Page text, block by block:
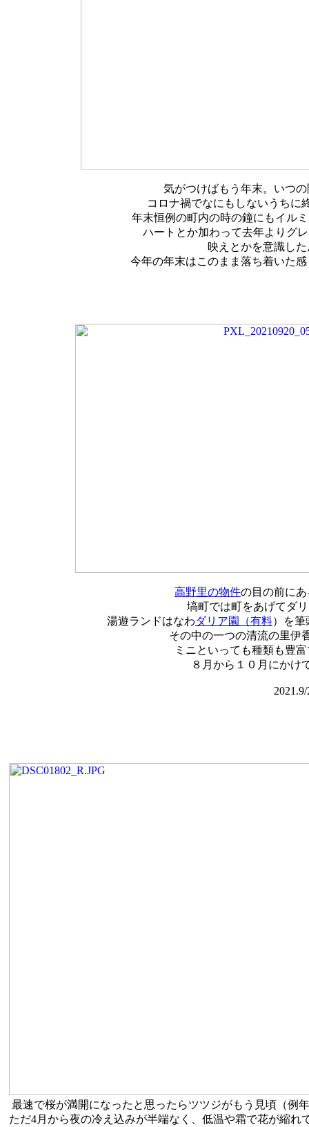
気がつけばもう年末。いつ
コロナ禍でなにもしないうちに
年末恒例の町内の時の鐘にもイル
ハートとか加わって去年より
映えとかを意識し
今年の年末はこのまま落ち着いた
高野里の物件の目の前に
塙町では町をあげてダ
湯遊ランドはなわダリア園（有料）を
その中の一つの清流の里伊
ミニといっても種類も豊
８月から１０月にかけ
最速で桜が満開になったと思ったらツツジがもう見頃（例
ただ4月から夜の冷え込みが半端なく、低温や霜で花が縮れ